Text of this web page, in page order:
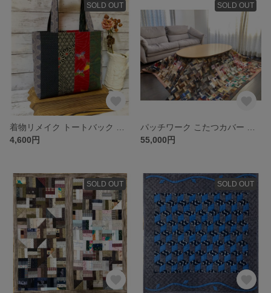
SOLD OUT
4,600円
SOLD OUT
55,000円
SOLD OUT SOLD OUT